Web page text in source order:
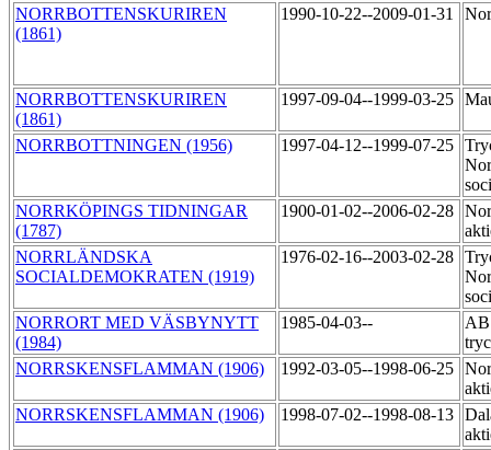
NORRBOTTENSKURIREN
(1861)
1990-10-22--2009-01-31
NORRBOTTENSKURIREN
(1861)
1997-09-04--1999-03-25
NORRBOTTNINGEN (1956) 1997-04-12--1999-07-25
NORRKÖPINGS TIDNINGAR
(1787)
1900-01-02--2006-02-28
NORRLÄNDSKA
SOCIALDEMOKRATEN (1919)
1976-02-16--2003-02-28
NORRORT MED VÄSBYNYTT
(1984)
1985-04-03--
AB
NORRSKENSFLAMMAN (1906)
1992-03-05--1998-06-25
NORRSKENSFLAMMAN (1906)
1998-07-02--1998-08-13